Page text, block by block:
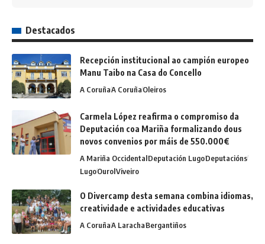
Destacados
Recepción institucional ao campión europeo
Manu Taibo na Casa do Concello
A CoruñaA CoruñaOleiros
Carmela López reafirma o compromiso da
Deputación coa Mariña formalizando dous
novos convenios por máis de 550.000€
A Mariña OccidentalDeputación LugoDeputacións
LugoOurolViveiro
O Divercamp desta semana combina idiomas,
creatividade e actividades educativas
A CoruñaA LarachaBergantiños